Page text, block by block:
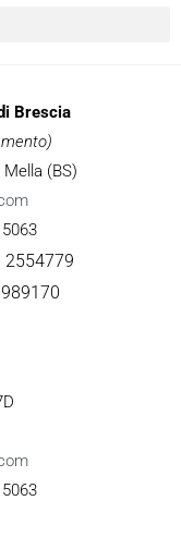
Brescia
(BS)
2554779